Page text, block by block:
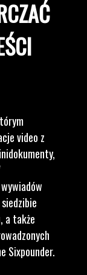
video z
a także
Sixpounder.